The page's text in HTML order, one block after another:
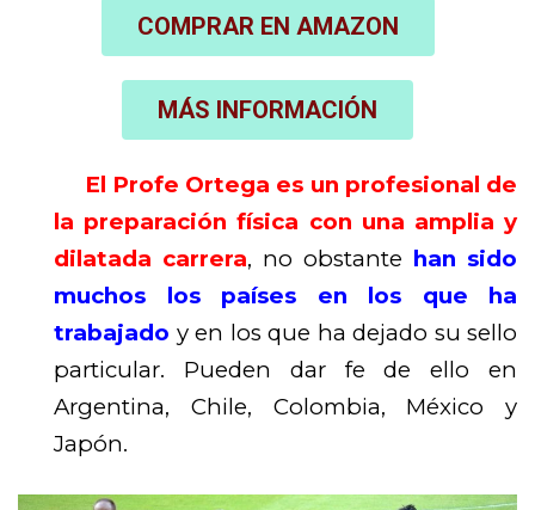
COMPRAR EN AMAZON
MÁS INFORMACIÓN
El Profe Ortega es un profesional de
la preparación física con una amplia y
dilatada carrera, no obstante han sido
muchos los países en los que ha
trabajado y en los que ha dejado su sello
particular. Pueden dar fe de ello en
Argentina, Chile, Colombia, México y
Japón.